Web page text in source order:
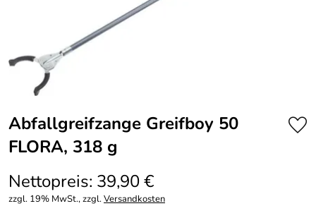
Abfallgreifzange Greifboy 50
FLORA, 318 g
Nettopreis: 39,90 €
zzgl. 19% MwSt., zzgl.Versandkosten